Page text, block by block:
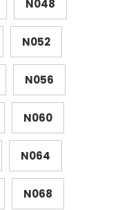
N048
N052
N056
N060
N064
N068